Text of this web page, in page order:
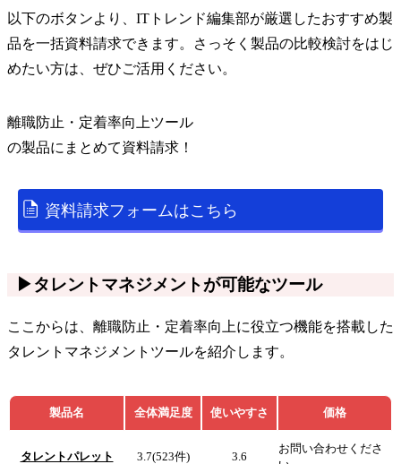
以下のボタンより、ITトレンド編集部が厳選したおすすめ製
品を一括資料請求できます。さっそく製品の比較検討をはじ
めたい方は、ぜひご活用ください。
離職防止・定着率向上ツール
の製品にまとめて資料請求！
資料請求フォームはこちら
▶タレントマネジメントが可能なツール
ここからは、離職防止・定着率向上に役立つ機能を搭載した
タレントマネジメントツールを紹介します。
製品名 全体満足度 使いやすさ 価格
タレントパレット 3.7(523件) 3.6
お問い合わせくださ